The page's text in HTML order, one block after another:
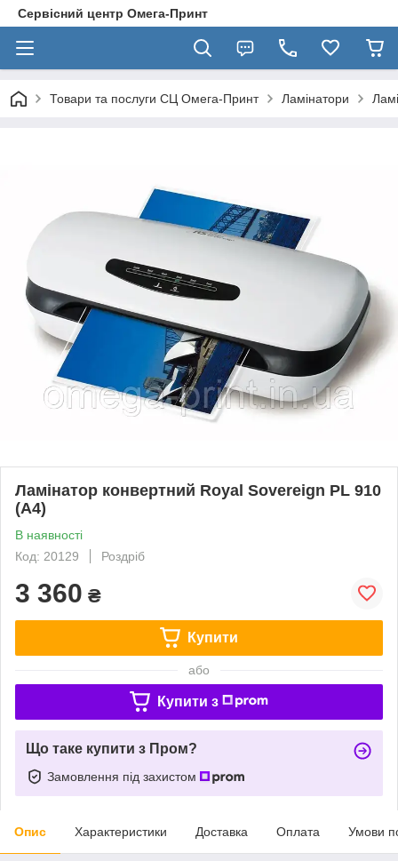
Сервісний центр Омега-Принт
Товари та послуги СЦ Омега-Принт Ламінатори
Ламінатор конвертний Royal Sovereign PL 910
(А4)
В наявності
Код: 20129
Роздріб
3 360 ₴
Купити
або
Купити з
Що таке купити з Пром?
Замовлення під захистом
Опис Характеристики Доставка Оплата Умови